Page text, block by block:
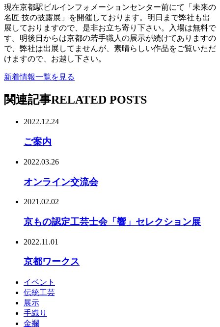
現在京都駅ビルインフォメーションセンター前にて「未来の
名匠 技の披露展」を開催しております。明日まで弊社も出
展しておりますので、是非お立ち寄り下さい。入場は無料で
す。明後日からは京都の若手職人の展示が続けてありますの
で、弊社は出展してませんが、素晴らしい作品をご覧いただ
けますので、お越し下さい。
新着情報一覧を見る
関連記事RELATED POSTS
2022.12.24
ご案内
2022.03.26
オンライン交流会
2021.02.02
京もの認定工芸士会「響」セレクション展
2022.11.01
京都ワークス
イベント
伝統工芸
展示
手織り
金襴